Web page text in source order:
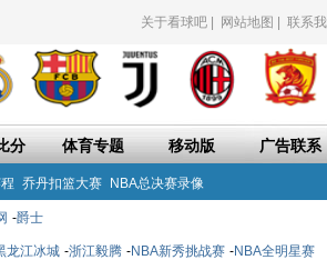
关于看球吧 网站地图 联系
分 体育专题 移动版 广告联系
乔丹扣篮大赛 NBA总决赛录像
-爵士
龙江冰城 -浙江毅腾 -NBA新秀挑战赛 -NBA全明星赛